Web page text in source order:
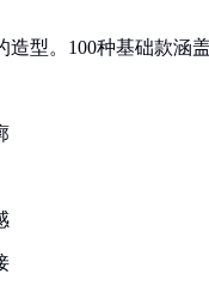
型。100种基础款涵